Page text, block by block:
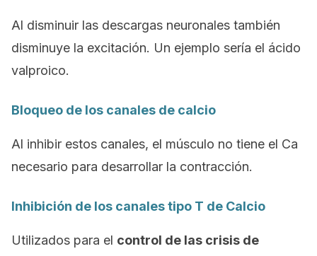
Al disminuir las descargas neuronales también
disminuye la excitación. Un ejemplo sería el ácido
valproico.
Bloqueo de los canales de calcio
Al inhibir estos canales, el músculo no tiene el Ca
necesario para desarrollar la contracción.
Inhibición de los canales tipo T de Calcio
Utilizados para el control de las crisis de